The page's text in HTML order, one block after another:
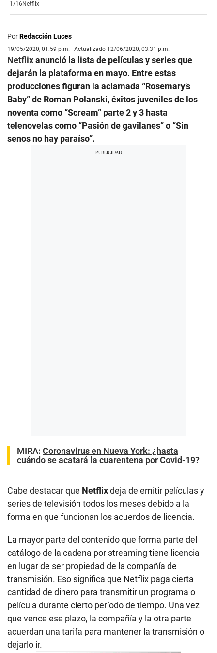
1/16 Netflix
PorRedacción Luces
19/05/2020, 01:59 p.m. | Actualizado 12/06/2020, 03:31 p.m.
Netflixanunció la lista de películas y series que
dejarán la plataforma en mayo. Entre estas
producciones figuran la aclamada “Rosemary’s
Baby” de Roman Polanski, éxitos juveniles de los
noventa como “Scream” parte 2 y 3 hasta
telenovelas como “Pasión de gavilanes” o “Sin
senos no hay paraíso”.
MIRA: Coronavirus en Nueva York: ¿hasta
cuándo se acatará la cuarentena por Covid-19?
Cabe destacar que Netflixdeja de emitir películas y
series de televisión todos los meses debido a la
forma en que funcionan los acuerdos de licencia.
La mayor parte del contenido que forma parte del
catálogo de la cadena por streaming tiene licencia
en lugar de ser propiedad de la compañía de
transmisión. Eso significa que Netflix paga cierta
cantidad de dinero para transmitir un programa o
película durante cierto período de tiempo. Una vez
que vence ese plazo, la compañía y la otra parte
acuerdan una tarifa para mantener la transmisión o
dejarlo ir.